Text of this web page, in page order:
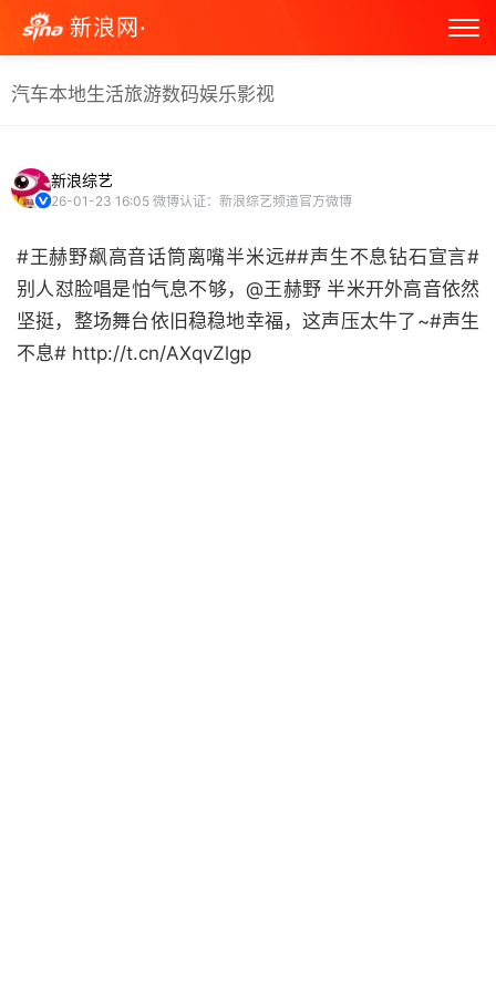
新浪网·
汽车本地生活旅游数码娱乐影视
新浪综艺
26-01-23 16:05 微博认证：新浪综艺频道官方微博
#王赫野飙高音话筒离嘴半米远##声生不息钻石宣言#
别人怼脸唱是怕气息不够，@王赫野 半米开外高音依然
坚挺，整场舞台依旧稳稳地幸福，这声压太牛了~#声生
不息# http://t.cn/AXqvZlgp ​